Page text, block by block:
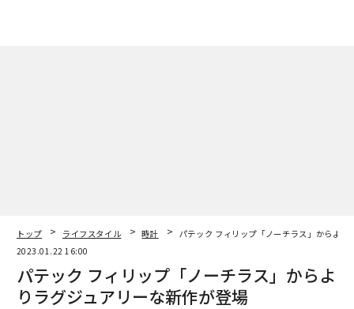
トップ ライフスタイル 時計
パテック フィリップ「ノーチラス」からより
2023.01.22 16:00
パテック フィリップ「ノーチラス」からよ
りラグジュアリーな新作が登場